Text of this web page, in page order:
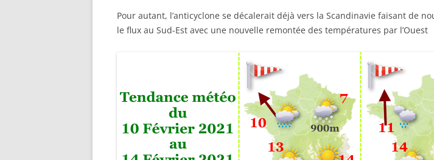
Pour autant, l’anticyclone se décalerait déjà vers la Scandinavie faisant de
le flux au Sud-Est avec une nouvelle remontée des températures par l’Ouest